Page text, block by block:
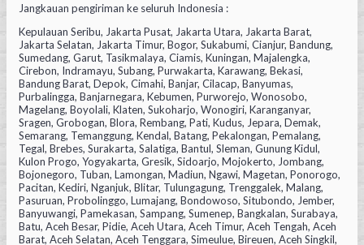
Jangkauan pengiriman ke seluruh Indonesia :
Kepulauan Seribu, Jakarta Pusat, Jakarta Utara, Jakarta Barat,
Jakarta Selatan, Jakarta Timur, Bogor, Sukabumi, Cianjur, Bandung,
Sumedang, Garut, Tasikmalaya, Ciamis, Kuningan, Majalengka,
Cirebon, Indramayu, Subang, Purwakarta, Karawang, Bekasi,
Bandung Barat, Depok, Cimahi, Banjar, Cilacap, Banyumas,
Purbalingga, Banjarnegara, Kebumen, Purworejo, Wonosobo,
Magelang, Boyolali, Klaten, Sukoharjo, Wonogiri, Karanganyar,
Sragen, Grobogan, Blora, Rembang, Pati, Kudus, Jepara, Demak,
Semarang, Temanggung, Kendal, Batang, Pekalongan, Pemalang,
Tegal, Brebes, Surakarta, Salatiga, Bantul, Sleman, Gunung Kidul,
Kulon Progo, Yogyakarta, Gresik, Sidoarjo, Mojokerto, Jombang,
Bojonegoro, Tuban, Lamongan, Madiun, Ngawi, Magetan, Ponorogo,
Pacitan, Kediri, Nganjuk, Blitar, Tulungagung, Trenggalek, Malang,
Pasuruan, Probolinggo, Lumajang, Bondowoso, Situbondo, Jember,
Banyuwangi, Pamekasan, Sampang, Sumenep, Bangkalan, Surabaya,
Batu, Aceh Besar, Pidie, Aceh Utara, Aceh Timur, Aceh Tengah, Aceh
Barat, Aceh Selatan, Aceh Tenggara, Simeulue, Bireuen, Aceh Singkil,